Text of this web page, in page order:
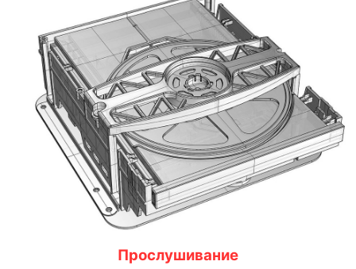
Прослушивание